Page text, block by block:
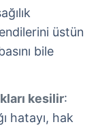
üstün
bile
kesilir:
hatayı, hak